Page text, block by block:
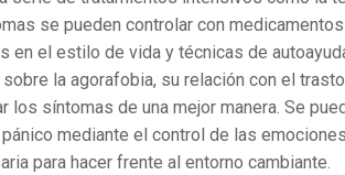
se pueden controlar con
en el estilo de vida y técnicas de
la agorafobia, su relación con el
los síntomas de una mejor manera. Se
mediante el control de las
para hacer frente al entorno cambiante.